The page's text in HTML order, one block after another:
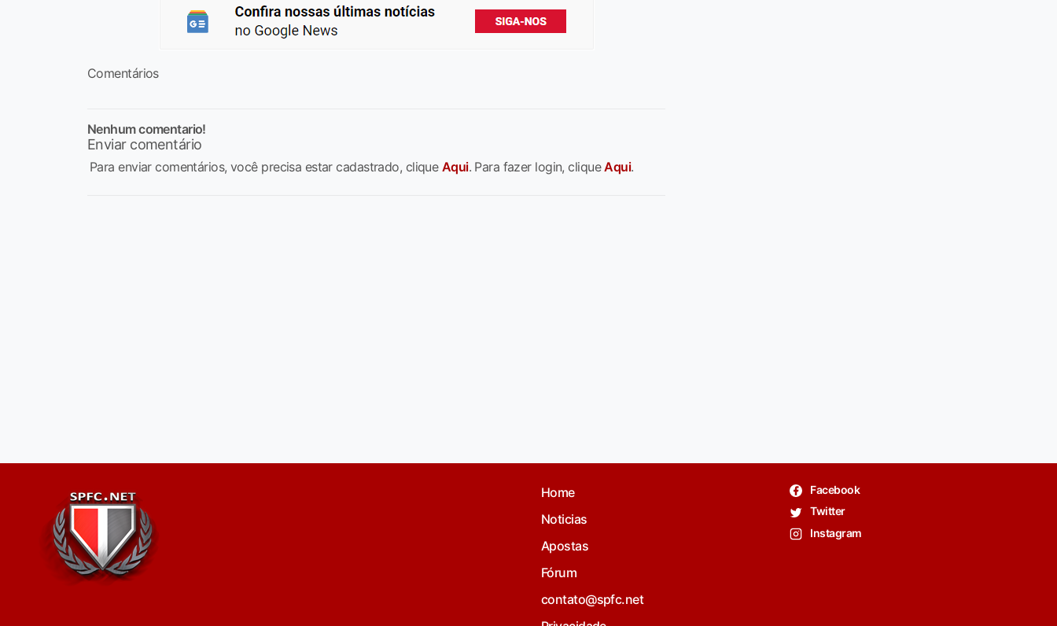
Comentários
Nenhum comentario!
Enviar comentário
Para enviar comentários, você precisa estar cadastrado, clique Aqui. Para fazer login, cliqueAqui.
Home
Noticias
Apostas
Fórum
contato@spfc.net
Facebook
Twitter
Instagram